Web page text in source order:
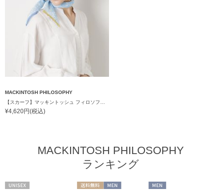
MACKINTOSH PHILOSOPHY
¥4,620円(税込)
MACKINTOSH PHILOSOPHY
ランキング